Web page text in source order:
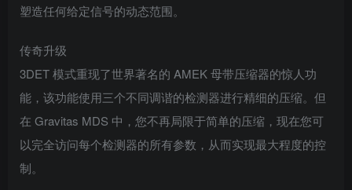
塑造任何给定信号的动态范围。
传奇升级
3DET 模式重现了世界著名的 AMEK 母带压缩器的惊人功
能，该功能使用三个不同调谐的检测器进行精细的压缩。但
在 Gravitas MDS 中，您不再局限于简单的压缩，现在您可
以完全访问每个检测器的所有参数，从而实现最大程度的控
制。